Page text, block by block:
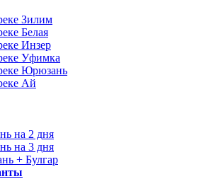
Зилим
Белая
Инзер
Уфимка
Юрюзань
Ай
на 2 дня
на 3 дня
+ Булгар